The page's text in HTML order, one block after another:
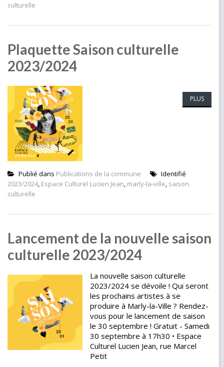
culturelle
Plaquette Saison culturelle
2023/2024
PLUS
Publié dans Publications de la commune
Identifié
2023/2024, Espace Culturel Lucien Jean, marly-la-ville, saison
culturelle
Lancement de la nouvelle saison
culturelle 2023/2024
La nouvelle saison culturelle
2023/2024 se dévoile ! Qui seront
les prochains artistes à se
produire à Marly-la-Ville ? Rendez-
vous pour le lancement de saison
le 30 septembre ! Gratuit - Samedi
30 septembre à 17h30 • Espace
Culturel Lucien Jean, rue Marcel
Petit